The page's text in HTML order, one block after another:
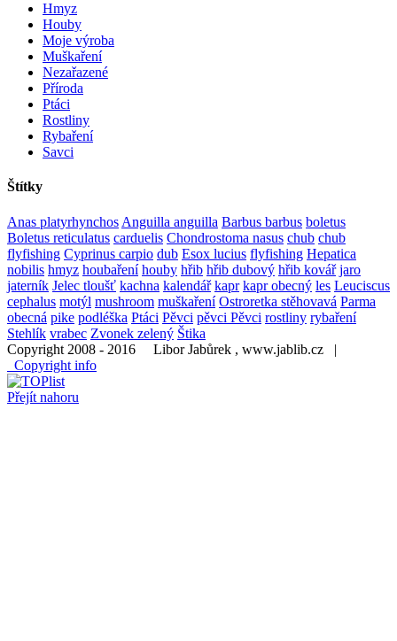
Hmyz
Houby
Moje výroba
Muškaření
Nezařazené
Příroda
Ptáci
Rostliny
Rybaření
Savci
Štítky
Anas platyrhynchos Anguilla anguilla Barbus barbus boletus
Boletus reticulatus carduelis Chondrostoma nasus chub chub
flyfishing Cyprinus carpio dub Esox lucius flyfishing Hepatica
nobilis hmyz houbaření houby hřib hřib dubový hřib kovář jaro
jaterník Jelec tloušť kachna kalendář kapr kapr obecný les Leuciscus
cephalus motýl mushroom muškaření Ostroretka stěhovavá Parma
obecná pike podléška Ptáci Pěvci pěvci Pěvci rostliny rybaření
Stehlík vrabec Zvonek zelený Štika
Copyright 2008 - 2016 Libor Jabůrek , www.jablib.cz |
Copyright info
Přejít nahoru